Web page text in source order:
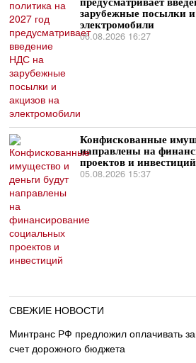
зарубежные посылки
электромобили
06.08.2026 16:27
Конфискованные
направлены на
проектов и инвестиций
05.08.2026 15:37
СВЕЖИЕ НОВОСТИ
Минтранс РФ предложил оплачивать
счет дорожного бюджета